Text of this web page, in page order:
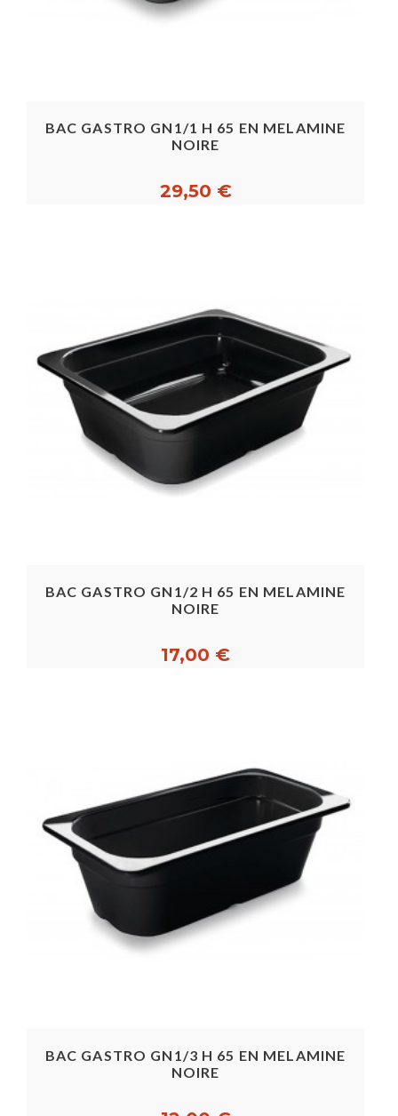
BAC GASTRO GN1/1 H 65 EN MELAMINE
NOIRE
29,50 €
BAC GASTRO GN1/2 H 65 EN MELAMINE
NOIRE
17,00 €
BAC GASTRO GN1/3 H 65 EN MELAMINE
NOIRE